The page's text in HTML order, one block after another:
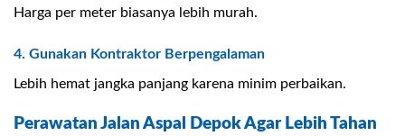
Harga per meter biasanya lebih murah.
4. Gunakan Kontraktor Berpengalaman
Lebih hemat jangka panjang karena minim perbaikan.
Perawatan Jalan Aspal Depok Agar Lebih Tahan